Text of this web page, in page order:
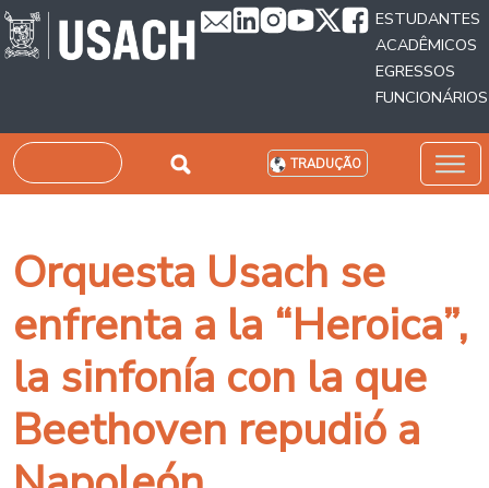
Passar para o conteúdo principal
ESTUDANTES
ACADÊMICOS
EGRESSOS
FUNCIONÁRIOS
Pesquisar TRADUÇÃO
Orquesta Usach se
enfrenta a la “Heroica”,
la sinfonía con la que
Beethoven repudió a